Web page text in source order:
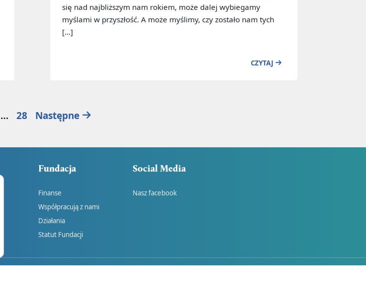
się nad najbliższym nam rokiem, może dalej wybiegamy
myślami w przyszłość. A może myślimy, czy zostało nam tych
[…]
CZYTAJ
… Strona
28 Następne
Fundacja
Finanse
Współpracują z nami
Działania
Statut Fundacji
Social Media
Nasz facebook